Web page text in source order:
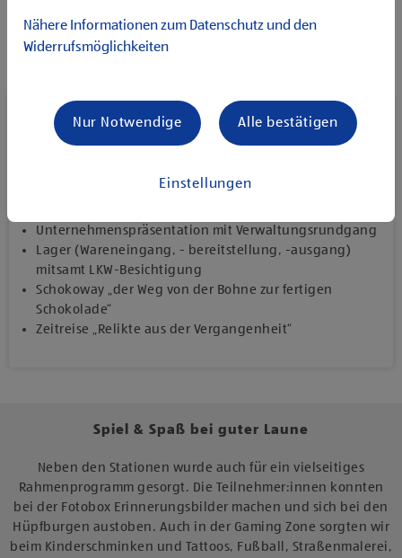
Programm
Unternehmenspräsentation mit Verwaltungsrundgang
Lager (Wareneingang, - bereitstellung, -ausgang)
mitsamt LKW-Besichtigung
Schokoway „der Weg von der Bohne zur fertigen
Schokolade“
Zeitreise „Relikte aus der Vergangenheit“
Spiel & Spaß bei guter Laune
Neben den Stationen wurde auch für ein vielseitiges
Rahmenprogramm gesorgt. Die Teilnehmer:innen konnten
bei der Fotobox Erinnerungsbilder machen und sich bei den
Hüpfburgen austoben. Auch in der Gaming Zone sorgten wir
beim Kinderschminken und Tattoos, Fußball, Straßenmalerei,
Nähere Informationen zum Datenschutz und den
Widerrufsmöglichkeiten
Einstellungen
Nur Notwendige Alle bestätigen